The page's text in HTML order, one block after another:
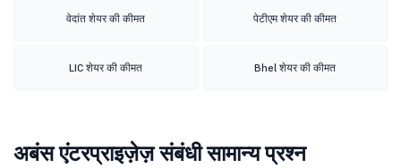
वेदांत शेयर की कीमत पेटीएम शेयर की कीमत
LIC शेयर की कीमत Bhel शेयर की कीमत
अबंस एंटरप्राइज़ेज़ संबंधी सामान्य प्रश्न